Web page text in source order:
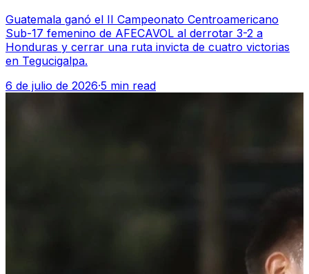
Guatemala ganó el II Campeonato Centroamericano
Sub-17 femenino de AFECAVOL al derrotar 3-2 a
Honduras y cerrar una ruta invicta de cuatro victorias
en Tegucigalpa.
6 de julio de 2026·5 min read